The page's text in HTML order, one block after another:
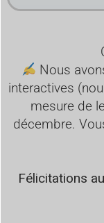
Nous
interactives
mesure de
décembre.
Félicitations